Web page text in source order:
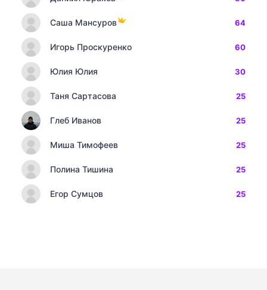
Саша Мансуров 64
Игорь Проскуренко 60
Юлия Юлия 30
Таня Сартасова 25
Глеб Иванов 25
Миша Тимофеев 25
Полина Тишина 25
Егор Сумцов 25